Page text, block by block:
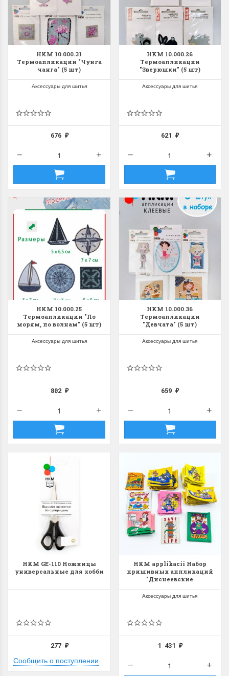
HKM 10.000.31
Термоапликации "Чунга
чанга" (5 шт)
Аксессуары для шитья
676 ₽
HKM 10.000.26
Термоапликации
"Зверюшки" (5 шт)
Аксессуары для шитья
621₽
HKM 10.000.25
Термоапликации "По
морям, по волнам" (5 шт)
Аксессуары для шитья
802 ₽
HKM 10.000.36
Термоапликации
"Девчата" (5 шт)
Аксессуары для шитья
659₽
HKM GE-110 Ножницы
универсальные для хобби
277 ₽
Сообщить о поступлении
HKM applikacii Набор
пришивных аппликаций
"Диснеевские
Аксессуары для шитья
1 431₽